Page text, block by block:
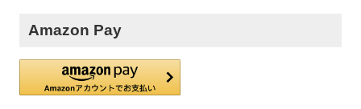
Amazon Pay